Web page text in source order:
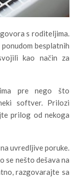
s roditeljima.
besplatnih
kao način za
pre nego što
softver. Prilozi
prilog od nekoga
uvredljive poruke.
se nešto dešava na
razgovarajte sa